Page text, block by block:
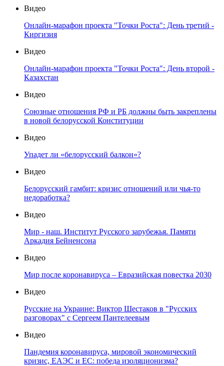
Видео
Онлайн-марафон проекта "Точки Роста": День третий -
Киргизия
Видео
Онлайн-марафон проекта "Точки Роста": День второй -
Казахстан
Видео
Союзные отношения РФ и РБ должны быть закреплены
в новой белорусской Конституции
Видео
Упадет ли «белорусский балкон»?
Видео
Белорусский гамбит: кризис отношений или чья-то
недоработка?
Видео
Мир - наш. Институт Русского зарубежья. Памяти
Аркадия Бейненсона
Видео
Мир после коронавируса – Евразийская повестка 2030
Видео
Русские на Украине: Виктор Шестаков в "Русских
разговорах" с Сергеем Пантелеевым
Видео
Пандемия коронавируса, мировой экономический
кризис, ЕАЭС и ЕС: победа изоляционизма?